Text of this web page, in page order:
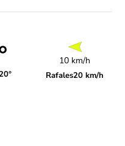
10 km/h
Rafales20 km/h